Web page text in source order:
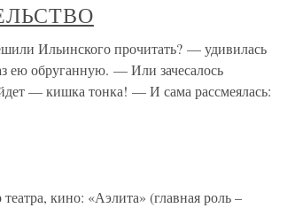
прочитать? — удивилась
ею обруганную. — Или зачесалось
— кишка тонка! — И сама рассмеялась:
кино: «Аэлита» (главная роль –